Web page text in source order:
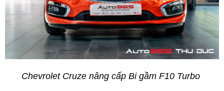
Chevrolet Cruze nâng cấp Bi gầm F10 Turbo